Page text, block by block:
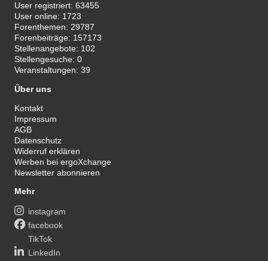
User registriert:63455
User online: 1723
Forenthemen: 29787
Forenbeiträge: 157173
Stellenangebote: 102
Stellengesuche:0
Veranstaltungen:39
Über uns
Kontakt
Impressum
AGB
Datenschutz
Widerruf erklären
Werben bei ergoXchange
Newsletter abonnieren
Mehr
instagram
facebook
TikTok
LinkedIn